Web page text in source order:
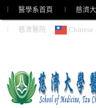
Skip
to
content
︱ 醫學系首頁 ︱ 慈濟
︱ 慈濟醫院